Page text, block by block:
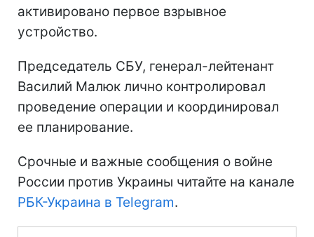
активировано первое взрывное
устройство.
Председатель СБУ, генерал-лейтенант
Василий Малюк лично контролировал
проведение операции и координировал
ее планирование.
Срочные и важные сообщения о войне
России против Украины читайте на канале
РБК-Украина в Telegram.